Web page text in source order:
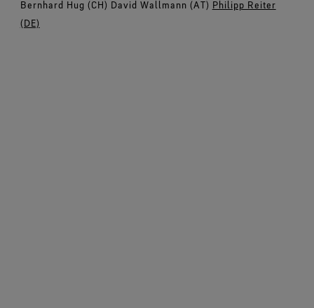
Bernhard Hug (CH) David Wallmann (AT) Philipp Reiter
(DE)